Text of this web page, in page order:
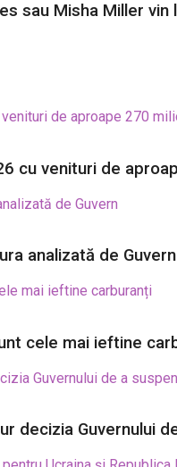
sau Misha Miller vin
cu venituri de
analizată de Guvern
cele mai ieftine
decizia Guvernului